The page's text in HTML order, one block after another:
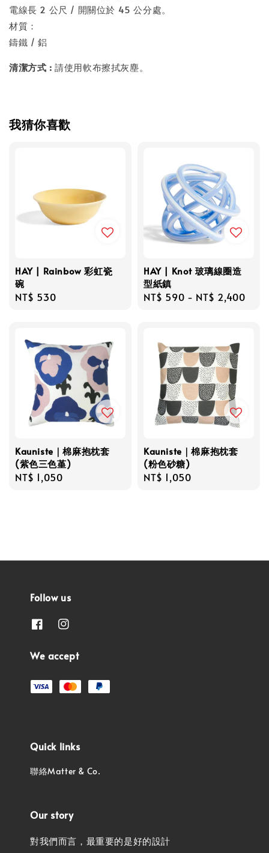
電線長 2 公尺 / 開關位於 45 公分處。
材質：
鑄鐵 / 鋁
清潔方式 :請使用軟布擦拭灰塵。
我猜你喜歡
HAY | Rainbow 彩虹瓷
碗
Regular
NT$ 530
HAY | Knot 玻璃線圈造
型紙鎮
Regular
NT$ 590 - NT$ 2,400
Kauniste｜棉麻抱枕套
(紫色三色堇)
Regular
NT$ 1,050
Kauniste｜棉麻抱枕套
(粉色砂糖)
Regular
NT$ 1,050
Follow us
We accept
Quick links
聯絡Matter & Co.
Our story
對我們而言，最重要的是好的設計